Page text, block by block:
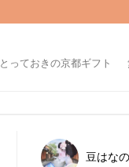
とっておきの京都ギフト
豆はな